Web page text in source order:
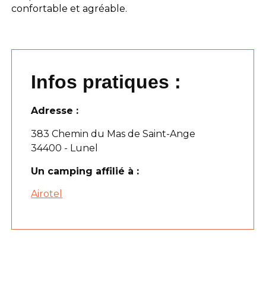
confortable et agréable.
Infos pratiques :
Adresse :
383 Chemin du Mas de Saint-Ange
34400 - Lunel
Un camping affilié à :
Airotel